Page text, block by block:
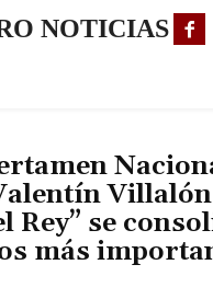
NOTICIAS
Rey” se
más